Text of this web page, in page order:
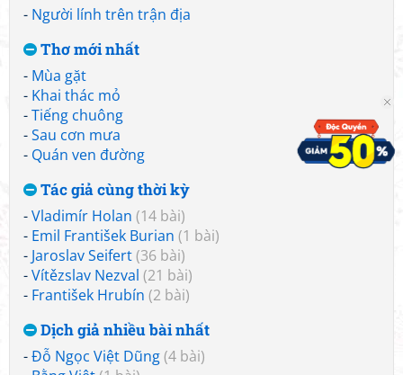
- Người lính trên trận địa
Thơ mới nhất
- Mùa gặt
- Khai thác mỏ
-Tiếng chuông
-Sau cơn mưa
- Quán ven đường
Tác giả cùng thời kỳ
-Vladimír Holan (14 bài)
- Emil František Burian (1 bài)
- Jaroslav Seifert(36 bài)
-Vítězslav Nezval (21 bài)
- František Hrubín (2 bài)
Dịch giả nhiều bài nhất
-Đỗ Ngọc Việt Dũng(4 bài)